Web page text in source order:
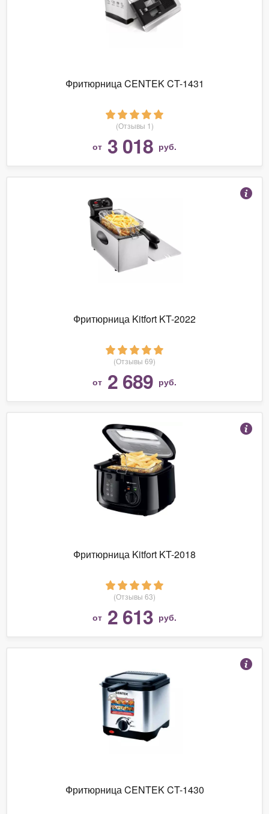
Фритюрница CENTEK CT-1431
(Отзывы 1)
от 3 018 руб.
Фритюрница Kitfort KT-2022
(Отзывы 69)
от 2 689 руб.
Фритюрница Kitfort KT-2018
(Отзывы 63)
от 2 613 руб.
Фритюрница CENTEK CT-1430